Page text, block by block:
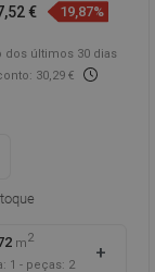
€ 19,87%
dos últimos 30 dias
30,29 €
m2
1 - peças: 2
+